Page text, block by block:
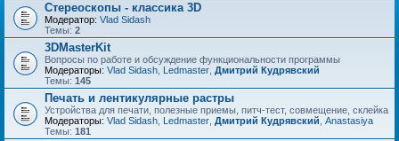
Стереоскопы - классика 3D
Модератор: Vlad Sidash
Темы: 2
3DMasterKit
Вопросы по работе и обсуждение функциональности программы
Модераторы: Vlad Sidash Ledmaster Дмитрий Кудрявский
Темы: 145
Печать и лентикулярные растры
Устройства для печати, полезные приемы, питч-тест, совмещение, склейка
Модераторы: Vlad Sidash Ledmaster Дмитрий Кудрявский Anastasiya
Темы: 181